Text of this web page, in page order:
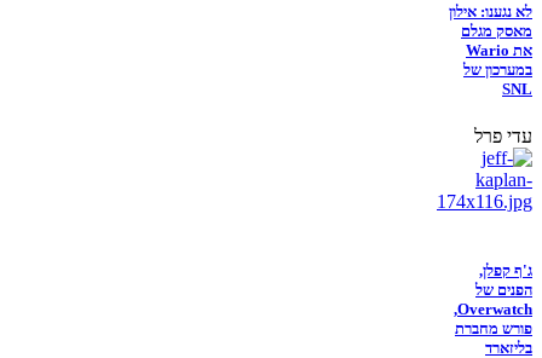
לא נגענו: אילון
מאסק מגלם
את Wario
במערכון של
SNL
עדי פרל
ג'ף קפלן,
הפנים של
Overwatch,
פורש מחברת
בליזארד